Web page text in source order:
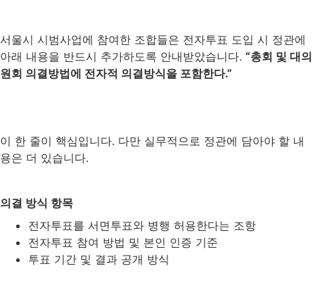
서울시 시범사업에 참여한 조합들은 전자투표 도입 시 정관에
아래 내용을 반드시 추가하도록 안내받았습니다. “총회 및 대의
원회 의결방법에 전자적 의결방식을 포함한다.”
이 한 줄이 핵심입니다. 다만 실무적으로 정관에 담아야 할 내
용은 더 있습니다.
의결 방식 항목
전자투표를 서면투표와 병행 허용한다는 조항
전자투표 참여 방법 및 본인 인증 기준
투표 기간 및 결과 공개 방식